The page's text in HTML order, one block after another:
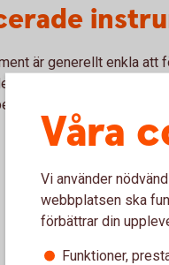
är generellt enkla att
okomplicerade
vi inte pröva om
Våra
Vi använder
webbplatsen ska
förbättrar din
Funktioner,